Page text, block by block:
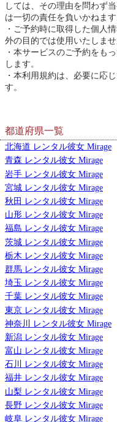
しては、その理由を問わず
は一切の責任を負いかねます
ご予約時に取得した個人
外の目的では使用いたしませ
本サービスのご予約をも
します。
本利用規約は、必要に応
す。
都道府県一覧
北海道 レンタル彼女 Mirage
青森 レンタル彼女 Mirage
岩手 レンタル彼女 Mirage
宮城 レンタル彼女 Mirage
秋田 レンタル彼女 Mirage
山形 レンタル彼女 Mirage
福島 レンタル彼女 Mirage
茨城 レンタル彼女 Mirage
栃木 レンタル彼女 Mirage
群馬 レンタル彼女 Mirage
埼玉 レンタル彼女 Mirage
千葉 レンタル彼女 Mirage
東京 レンタル彼女 Mirage
神奈川 レンタル彼女 Mirage
新潟 レンタル彼女 Mirage
富山 レンタル彼女 Mirage
石川 レンタル彼女 Mirage
福井 レンタル彼女 Mirage
山梨 レンタル彼女 Mirage
長野 レンタル彼女 Mirage
岐阜 レンタル彼女 Mirage